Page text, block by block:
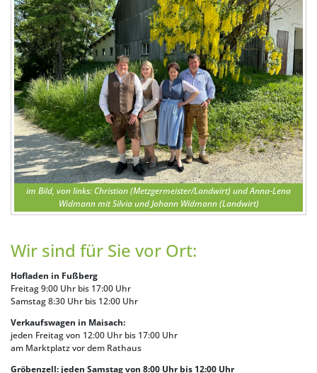
im Bild, von links: Christian (Metzgermeister/Landwirt) und Anna-Lena
Widmann mit Silvia und Johann Widmann (Landwirt)
Wir sind für Sie vor Ort:
Hofladen in Fußberg
Freitag 9:00 Uhr bis 17:00 Uhr
Samstag 8:30 Uhr bis 12:00 Uhr
Verkaufswagen in Maisach:
jeden Freitag von 12:00 Uhr bis 17:00 Uhr
am Marktplatz vor dem Rathaus
Gröbenzell: jeden Samstag von 8:00 Uhr bis 12:00 Uhr